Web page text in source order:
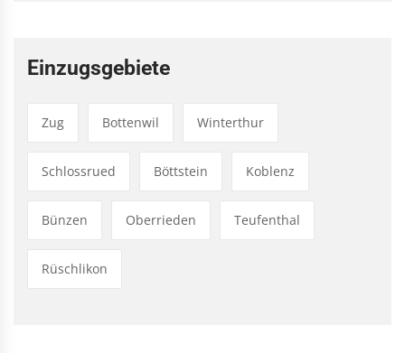
Einzugsgebiete
Zug Bottenwil Winterthur
Schlossrued Böttstein Koblenz
Bünzen Oberrieden Teufenthal
Rüschlikon